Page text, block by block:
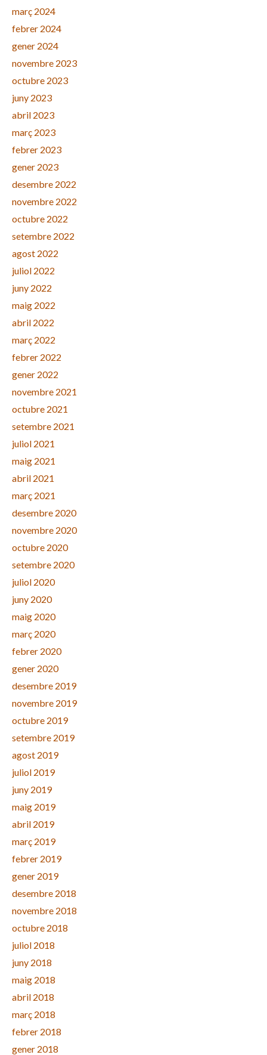
març 2024
febrer 2024
gener 2024
novembre 2023
octubre 2023
juny 2023
abril 2023
març 2023
febrer 2023
gener 2023
desembre 2022
novembre 2022
octubre 2022
setembre 2022
agost 2022
juliol 2022
juny 2022
maig 2022
abril 2022
març 2022
febrer 2022
gener 2022
novembre 2021
octubre 2021
setembre 2021
juliol 2021
maig 2021
abril 2021
març 2021
desembre 2020
novembre 2020
octubre 2020
setembre 2020
juliol 2020
juny 2020
maig 2020
març 2020
febrer 2020
gener 2020
desembre 2019
novembre 2019
octubre 2019
setembre 2019
agost 2019
juliol 2019
juny 2019
maig 2019
abril 2019
març 2019
febrer 2019
gener 2019
desembre 2018
novembre 2018
octubre 2018
juliol 2018
juny 2018
maig 2018
abril 2018
març 2018
febrer 2018
gener 2018